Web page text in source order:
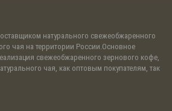
натурального свежеобжаренного
чая на территории России.Основное
свежеобжаренного зернового кофе,
чая, как оптовым покупателям, так